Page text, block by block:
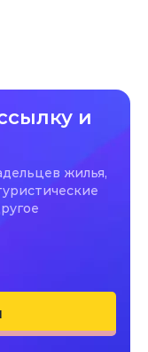
и
жилья,